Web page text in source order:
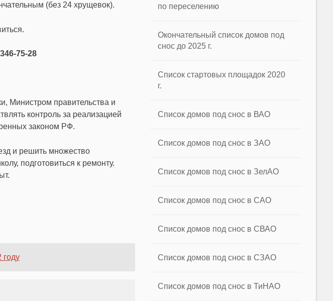
(без 24 хрущевок).
75-28
Министром правительства и
контроль за реализацией
законом РФ.
и решить множество
подготовиться к ремонту.
по переселению
Окончательный список домов под
снос до 2025 г.
Список стартовых площадок 2020
г.
Список домов под снос в ВАО
Список домов под снос в ЗАО
Список домов под снос в ЗелАО
Список домов под снос в САО
Список домов под снос в СВАО
Список домов под снос в СЗАО
Список домов под снос в ТиНАО